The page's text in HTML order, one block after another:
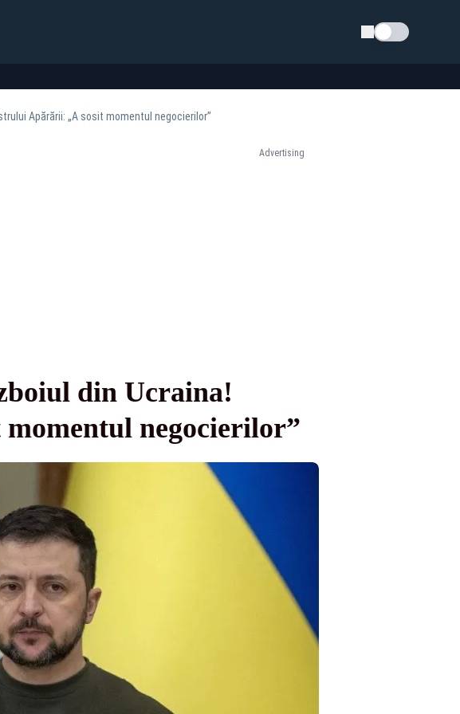
Schimba tema
Apărării: „A sosit momentul negocierilor”
Advertising
din Ucraina!
negocierilor”